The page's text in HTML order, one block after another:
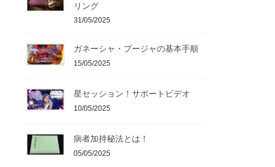
リング
31/05/2025
ガネーシャ・プージャの基本手順
15/05/2025
星セッション！サポートビデオ
10/05/2025
病者加持秘法とは！
05/05/2025